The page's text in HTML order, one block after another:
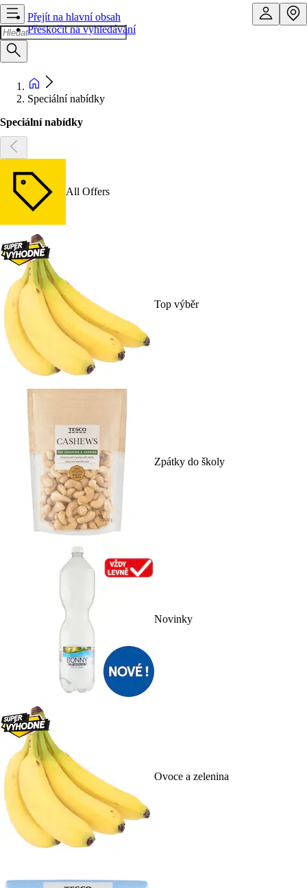
Přejít na hlavní obsah
Přeskočit na vyhledávání
Speciální nabídky
Speciální nabídky
All Offers
Top výběr
Zpátky do školy
Novinky
Ovoce a zelenina